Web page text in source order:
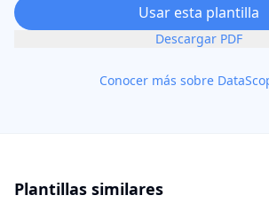
Usar esta plantilla
Descargar PDF
Conocer más sobre
Plantillas similares